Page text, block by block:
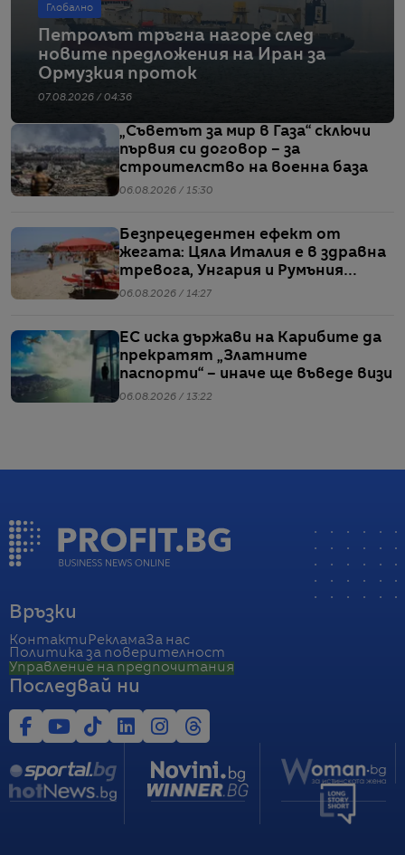
Глобално
Петролът тръгна нагоре след
новите предложения на Иран за
Ормузкия проток
07.08.2026 / 04:36
„Съветът за мир в Газа“ сключи
първия си договор – за
строителство на военна база
06.08.2026 / 15:30
Безпрецедентен ефект от
жегата: Цяла Италия е в здравна
тревога, Унгария и Румъния
пестят електричество
06.08.2026 / 14:27
ЕС иска държави на Карибите да
прекратят „Златните
паспорти“ – иначе ще въведе визи
06.08.2026 / 13:22
Връзки
Контакти РекламаЗа нас
Политика за поверителност
Управление на предпочитания
Последвай ни